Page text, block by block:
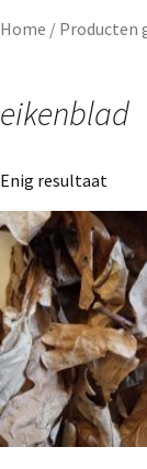
Home / Producten
eikenblad
Enig resultaat